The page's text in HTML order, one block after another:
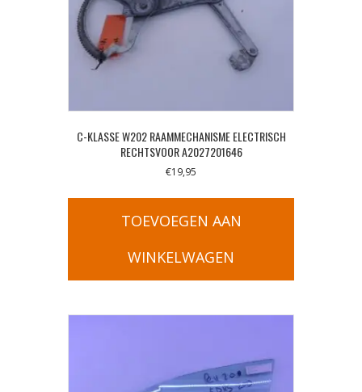
C-KLASSE W202 RAAMMECHANISME ELECTRISCH
RECHTSVOOR A2027201646
€19,95
TOEVOEGEN AAN
WINKELWAGEN